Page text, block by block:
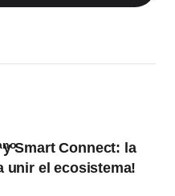
Smart Connect: la
unir el ecosistema!